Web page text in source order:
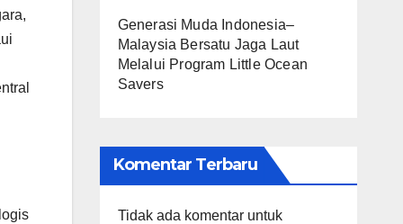
Generasi Muda Indonesia–
Malaysia Bersatu Jaga Laut
Melalui Program Little Ocean
Savers
Komentar Terbaru
Tidak ada komentar untuk